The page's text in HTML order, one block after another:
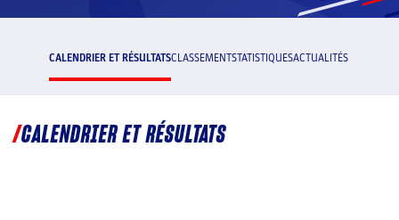
CALENDRIER ET RÉSULTATSCLASSEMENTSTATISTIQUESACTUALITÉS
CALENDRIER ET RÉSULTATS